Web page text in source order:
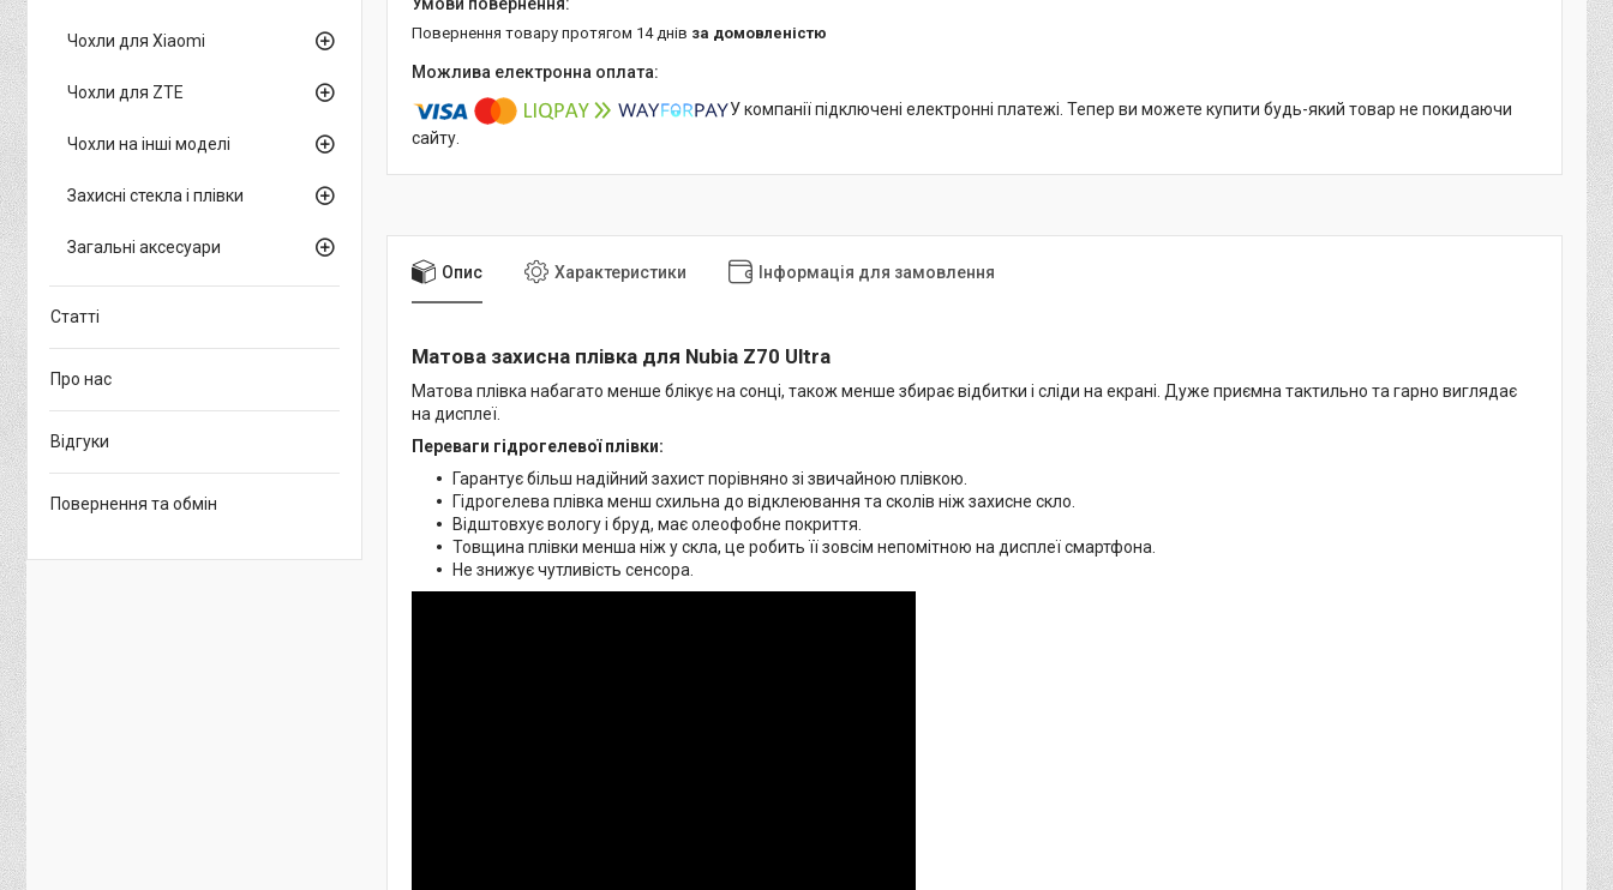
повернення товару протягом 14 днів за домовленістю
У компанії підключені електронні платежі. Тепер ви можете купити будь-який товар не покидаючи
сайту.
Опис Характеристики Інформація для замовлення
Матова захисна плівка для Nubia Z70 Ultra
Матова плівка набагато менше блікує на сонці, також менше збирає відбитки і сліди на екрані. Дуже приємна тактильно та гарно виглядає
на дисплеї.
Переваги гідрогелевої плівки:
Гарантує більш надійний захист порівняно зі звичайною плівкою.
Гідрогелева плівка менш схильна до відклеювання та сколів ніж захисне скло.
Відштовхує вологу і бруд, має олеофобне покриття.
Товщина плівки менша ніж у скла, це робить її зовсім непомітною на дисплеї смартфона.
Не знижує чутливість сенсора.
Чохли для Xiaomi
Чохли для ZTE
Чохли на інші моделі
Захисні стекла і плівки
Загальні аксесуари
Статті
Про нас
Відгуки
Повернення та обмін